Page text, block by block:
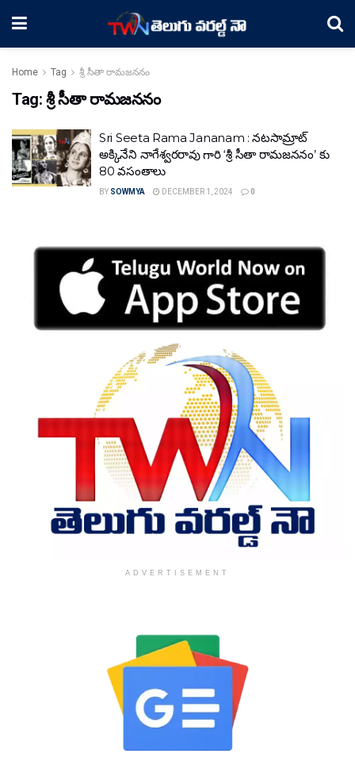
Home Tag శ్రీ సీతా రామజననం
Tag: శ్రీ సీతా రామజననం
Sri Seeta Rama Jananam : నటసామ్రాట్
అక్కినేని నాగేశ్వరరావు గారి ‘శ్రీ సీతా రామజననం’ కు
80 వసంతాలు
BY SOWMYA DECEMBER 1, 2024 0
ADVERTISEMENT